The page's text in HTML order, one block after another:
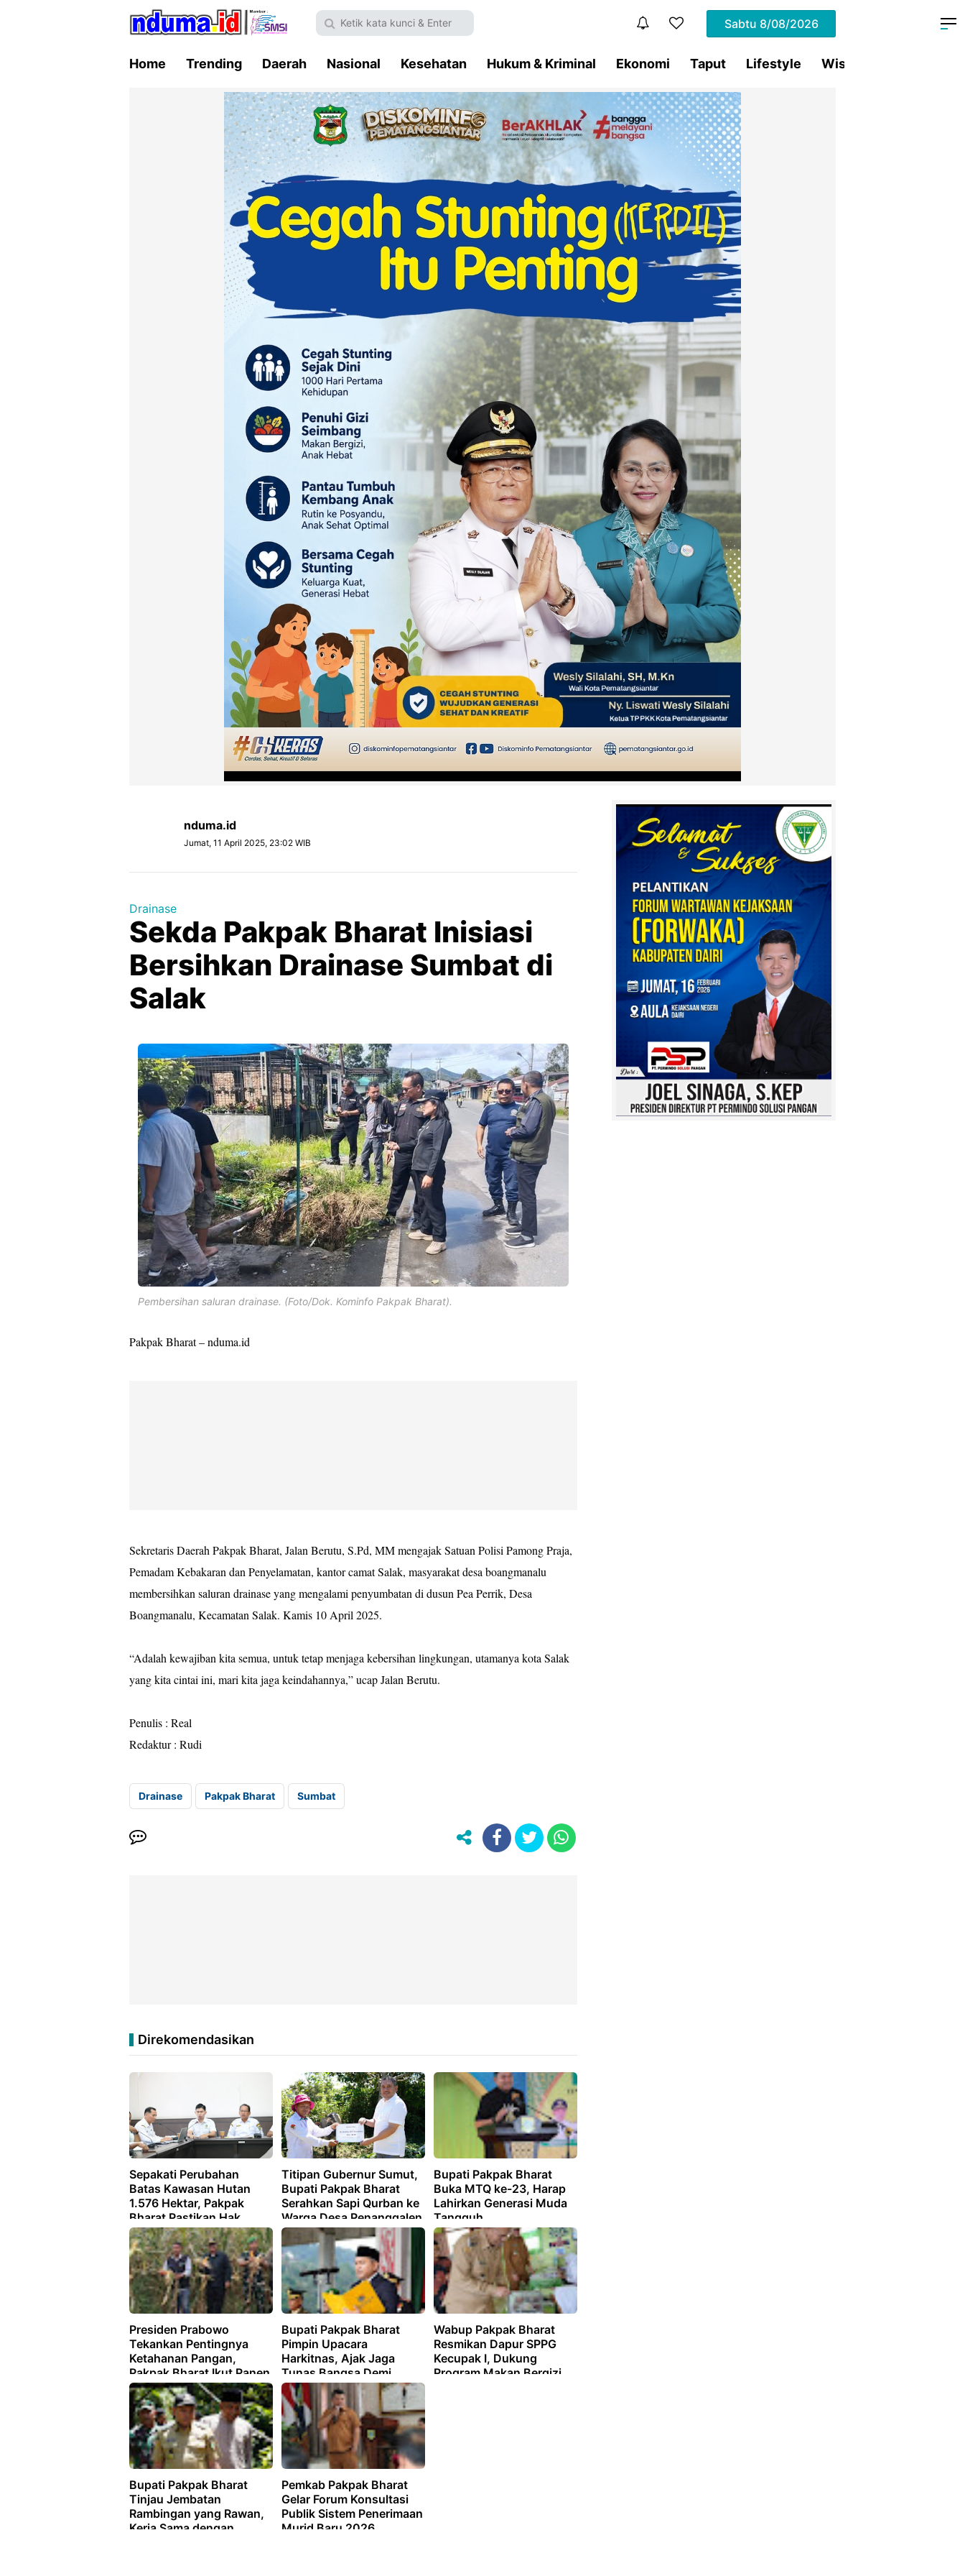
Sabtu 8/08/2026
Home Trending Daerah Nasional Kesehatan Hukum & Kriminal Ekonomi Taput Lifestyle Wisata
nduma.id
Jumat, 11 April 2025, 23:02 WIB
Drainase
Sekda Pakpak Bharat Inisiasi
Bersihkan Drainase Sumbat di
Salak
Pembersihan saluran drainase. (Foto/Dok. Kominfo Pakpak Bharat).
Pakpak Bharat – nduma.id
Sekretaris Daerah Pakpak Bharat, Jalan Berutu, S.Pd, MM mengajak Satuan Polisi Pamong Praja,
Pemadam Kebakaran dan Penyelamatan, kantor camat Salak, masyarakat desa boangmanalu
membersihkan saluran drainase yang mengalami penyumbatan di dusun Pea Perrik, Desa
Boangmanalu, Kecamatan Salak. Kamis 10 April 2025.
“Adalah kewajiban kita semua, untuk tetap menjaga kebersihan lingkungan, utamanya kota Salak
yang kita cintai ini, mari kita jaga keindahannya,” ucap Jalan Berutu.
Penulis : Real
Redaktur : Rudi
Drainase Pakpak Bharat Sumbat
Direkomendasikan
Sepakati Perubahan
Batas Kawasan Hutan
1.576 Hektar, Pakpak
Bharat Pastikan Hak
Masyarakat Terlindungi
Titipan Gubernur Sumut,
Bupati Pakpak Bharat
Serahkan Sapi Qurban ke
Warga Desa Penanggalen
Binangaboang
Bupati Pakpak Bharat
Buka MTQ ke-23, Harap
Lahirkan Generasi Muda
Tangguh
Presiden Prabowo
Tekankan Pentingnya
Ketahanan Pangan,
Pakpak Bharat Ikut Panen
Raya Jagung
Bupati Pakpak Bharat
Pimpin Upacara
Harkitnas, Ajak Jaga
Tunas Bangsa Demi
Kedaulatan Negara
Wabup Pakpak Bharat
Resmikan Dapur SPPG
Kecupak I, Dukung
Program Makan Bergizi
Bupati Pakpak Bharat
Tinjau Jembatan
Rambingan yang Rawan,
Kerja Sama dengan
Pemkab Pakpak Bharat
Gelar Forum Konsultasi
Publik Sistem Penerimaan
Murid Baru 2026